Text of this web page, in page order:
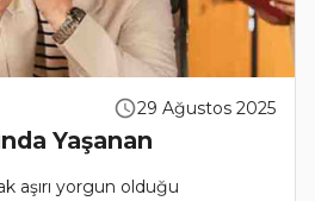
29 Ağustos 2025
Yaşanan
aşırı yorgun olduğu